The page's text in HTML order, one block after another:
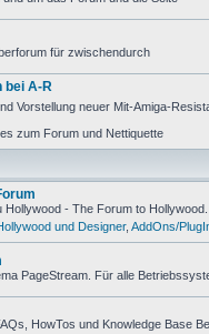
für zwischendurch
bei A-R
Vorstellung neuer Mit-Amiga-
zum Forum und Nettiquette
Hollywood - The Forum to
und Designer, AddOns/
PageStream. Für alle
HowTos und Knowledge Base